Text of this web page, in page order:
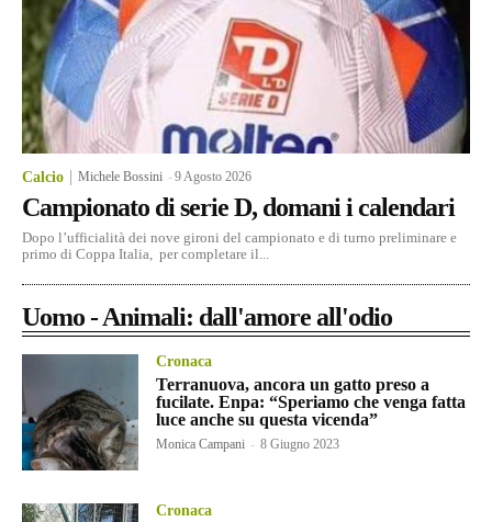
Calcio Michele Bossini -9 Agosto 2026
Campionato di serie D, domani i calendari
Dopo l’ufficialità dei nove gironi del campionato e di turno preliminare e
primo di Coppa Italia, per completare il...
Uomo - Animali: dall'amore all'odio
Cronaca
Terranuova, ancora un gatto preso a
fucilate. Enpa: “Speriamo che venga fatta
luce anche su questa vicenda”
Monica Campani - 8 Giugno 2023
Cronaca